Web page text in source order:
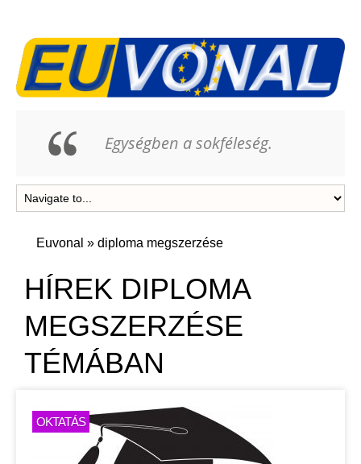
Egységben a sokféleség.
Euvonal » diploma megszerzése
HÍREK DIPLOMA
MEGSZERZÉSE
TÉMÁBAN
OKTATÁS